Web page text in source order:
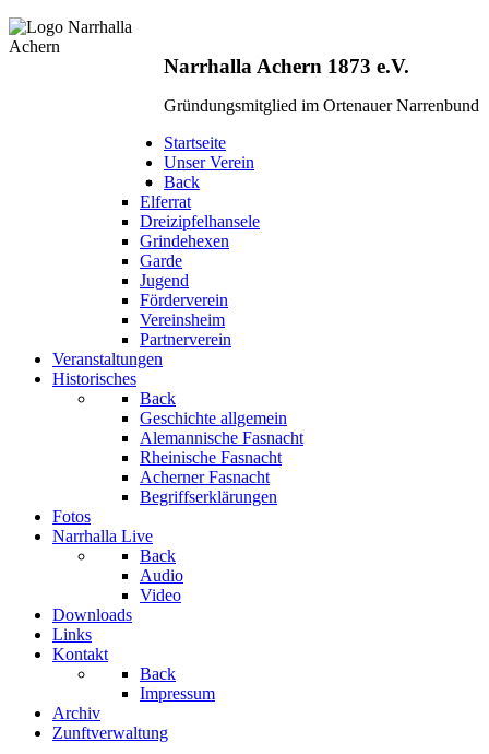
Narrhalla Achern 1873 e.V.
Gründungsmitglied im Ortenauer Narrenbund
Startseite
Unser Verein
Back
Elferrat
Dreizipfelhansele
Grindehexen
Garde
Jugend
Förderverein
Vereinsheim
Partnerverein
Veranstaltungen
Historisches
Back
Geschichte allgemein
Alemannische Fasnacht
Rheinische Fasnacht
Acherner Fasnacht
Begriffserklärungen
Fotos
Narrhalla Live
Back
Audio
Video
Downloads
Links
Kontakt
Back
Impressum
Archiv
Zunftverwaltung